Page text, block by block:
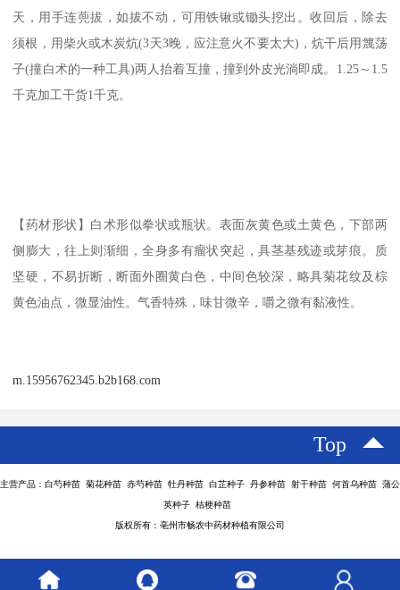
天，用手连蔸拔，如拔不动，可用铁锹或锄头挖出。收回后，除去
须根，用柴火或木炭炕(3天3晚，应注意火不要太大)，炕干后用篾荡
子(撞白术的一种工具)两人抬着互撞，撞到外皮光淌即成。1.25～1.5
千克加工干货1千克。
【药材形状】白术形似拳状或瓶状。表面灰黄色或土黄色，下部两
侧膨大，往上则渐细，全身多有瘤状突起，具茎基残迹或芽痕。质
坚硬，不易折断，断面外圈黄白色，中间色较深，略具菊花纹及棕
黄色油点，微显油性。气香特殊，味甘微辛，嚼之微有黏液性。
m.15956762345.b2b168.com
Top
主营产品：白芍种苗 菊花种苗 赤芍种苗 牡丹种苗 白芷种子 丹参种苗 射干种苗 何首乌种苗 蒲公
英种子 桔梗种苗
版权所有：亳州市畅农中药材种植有限公司